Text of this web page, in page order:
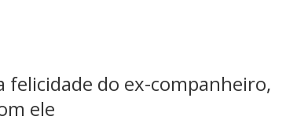
felicidade do ex-companheiro,
ele